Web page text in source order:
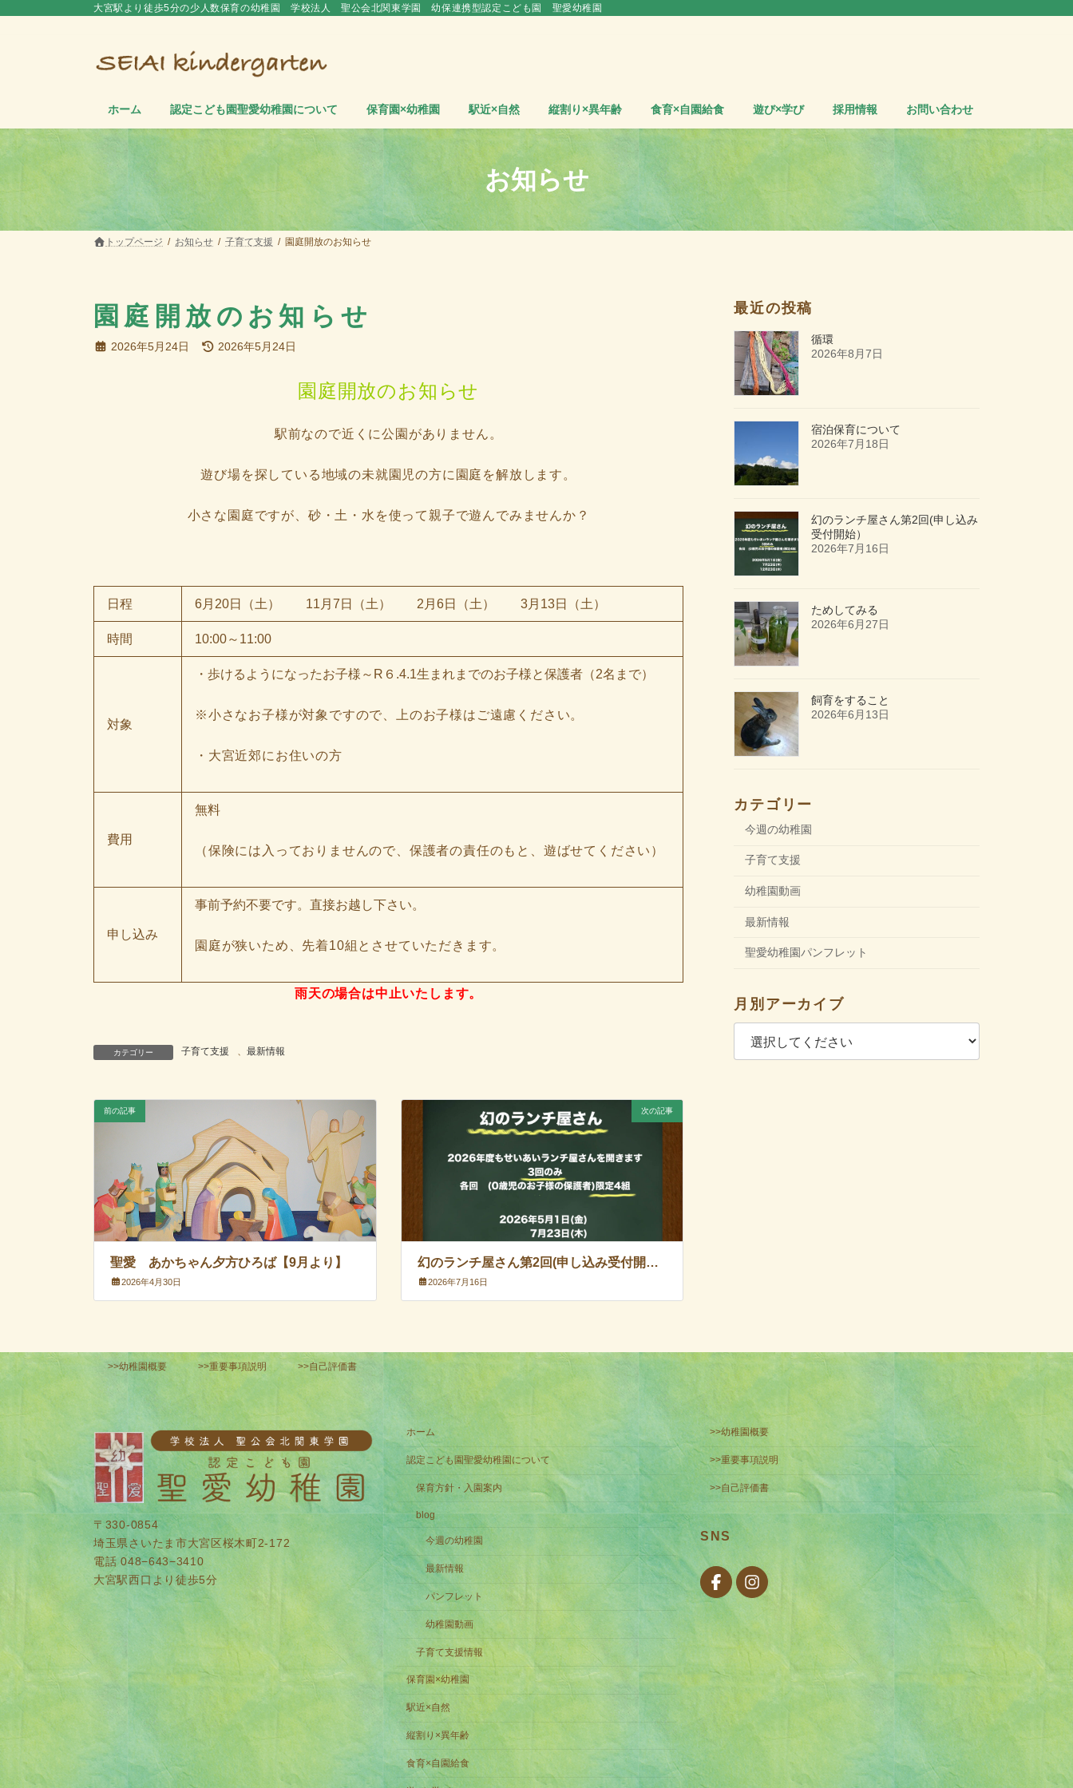
プ
動
大宮駅より徒歩5分の少人数保育の幼稚園 学校法人 聖公会北関東学園 幼保連携型認定こども園 聖愛幼稚園
ホーム 認定こども園聖愛幼稚園について 保育園×幼稚園 駅近×自然 縦割り×異年齢 食育×自園給食 遊び×学び 採用情報 お問い合わせ
お知らせ
トップページ お知らせ 子育て支援 園庭開放のお知らせ
園庭開放のお知らせ
2026年5月24日
最
2026年5月24日
園庭開放のお知らせ
駅前なので近くに公園がありません。
遊び場を探している地域の未就園児の方に園庭を解放します。
小さな園庭ですが、砂・土・水を使って親子で遊んでみませんか？
日程 6月20日（土） 11月7日（土） 2月6日（土） 3月13日（土）
時間 10:00～11:00
対象
・歩けるようになったお子様～R６.4.1生まれまでのお子様と保護者（2名まで）
※小さなお子様が対象ですので、上のお子様はご遠慮ください。
・大宮近郊にお住いの方
費用
無料
（保険には入っておりませんので、保護者の責任のもと、遊ばせてください）
申し込み
事前予約不要です。直接お越し下さい。
園庭が狭いため、先着10組とさせていただきます。
雨天の場合は中止いたします。
カテゴリー 子育て支援 、 最新情報
前の記事
聖愛 あかちゃん夕方ひろば【9月より】
2026年4月30日
次の記事
幻のランチ屋さん第2回(申し込み受付開始）
2026年7月16日
最近の投稿
循環
2026年8月7日
宿泊保育について
2026年7月18日
幻のランチ屋さん第2回(申し込み
受付開始）
2026年7月16日
ためしてみる
2026年6月27日
飼育をすること
2026年6月13日
カテゴリー
今週の幼稚園
子育て支援
幼稚園動画
最新情報
聖愛幼稚園パンフレット
月別アーカイブ
>>幼稚園概要 >>重要事項説明 >>自己評価書
〒330-0854
埼玉県さいたま市大宮区桜木町2-172
電話 048−643−3410
大宮駅西口より徒歩5分
ホーム
認定こども園聖愛幼稚園について
保育方針・入園案内
blog
今週の幼稚園
最新情報
パンフレット
幼稚園動画
子育て支援情報
保育園×幼稚園
駅近×自然
縦割り×異年齢
食育×自園給食
>>幼稚園概要
>>重要事項説明
>>自己評価書
SNS